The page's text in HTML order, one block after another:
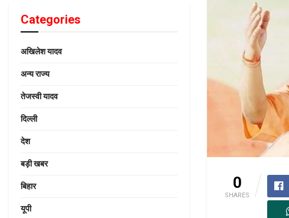
0
SHARES
Categories
अखिलेश यादव
अन्य राज्य
तेजस्वी यादव
दिल्ली
देश
बड़ी खबर
बिहार
यूपी